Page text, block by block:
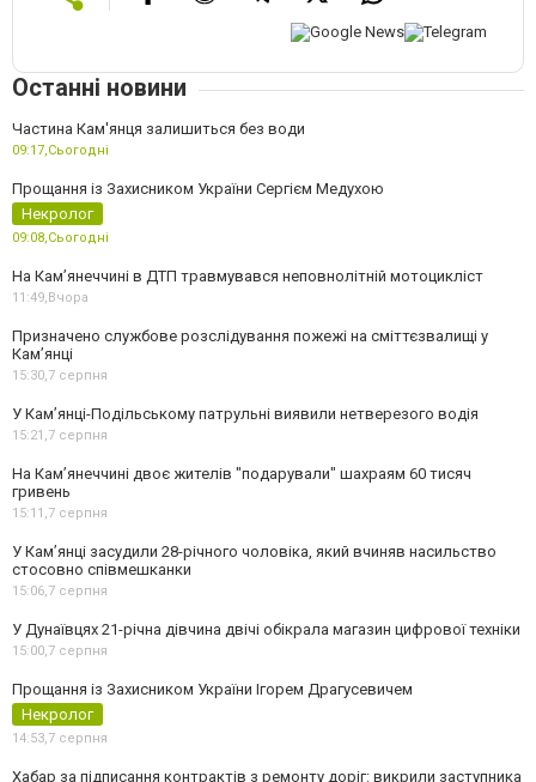
Останні новини
Частина Кам'янця залишиться без води
09:17,Сьогодні
Прощання із Захисником України Сергієм Медухою
Некролог
09:08,Сьогодні
На Кам’янеччині в ДТП травмувався неповнолітній мотоцикліст
11:49, Вчора
Призначено службове розслідування пожежі на сміттєзвалищі у
Кам’янці
15:30,7 серпня
У Кам’янці-Подільському патрульні виявили нетверезого водія
15:21,7 серпня
На Камʼянеччині двоє жителів "подарували" шахраям 60 тисяч
гривень
15:11,7 серпня
У Камʼянці засудили 28-річного чоловіка, який вчиняв насильство
стосовно співмешканки
15:06,7 серпня
У Дунаївцях 21-річна дівчина двічі обікрала магазин цифрової техніки
15:00,7 серпня
Прощання із Захисником України Ігорем Драгусевичем
Некролог
14:53,7 серпня
Хабар за підписання контрактів з ремонту доріг: викрили заступника